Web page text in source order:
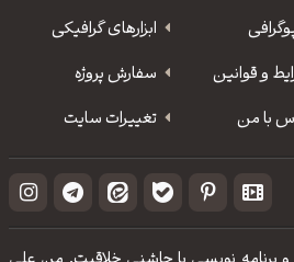
ابزارهای گرافیکی
و قوانین
سفارش پروژه
با من تغییرات سایت